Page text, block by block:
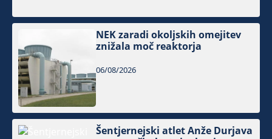
NEK zaradi okoljskih omejitev
znižala moč reaktorja
06/08/2026
Šentjernejski atlet Anže Durjava